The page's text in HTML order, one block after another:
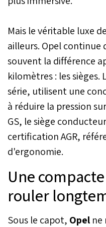
Mais le véritable luxe
ailleurs. Opel continue
souvent la différence
kilomètres : les
série, utilisent une
à réduire la pression
GS, le siège
certification AGR,
d'ergonomie.
Une
rouler
Sous le capot, Opel ne